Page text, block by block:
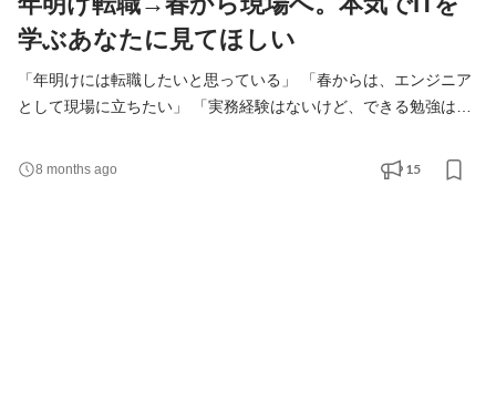
学ぶあなたに見てほしい
「年明けには転職したいと思っている」 「春からは、エンジニア
として現場に立ちたい」 「実務経験はないけど、できる勉強はす
ってください。 ＜わのせんすとは？＞ わのせんすは、エンジニア
8 months ago 15